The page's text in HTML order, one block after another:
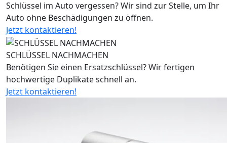
Schlüssel im Auto vergessen? Wir sind zur Stelle, um Ihr
Auto ohne Beschädigungen zu öffnen.
Jetzt kontaktieren!
SCHLÜSSEL NACHMACHEN
Benötigen Sie einen Ersatzschlüssel? Wir fertigen
hochwertige Duplikate schnell an.
Jetzt kontaktieren!